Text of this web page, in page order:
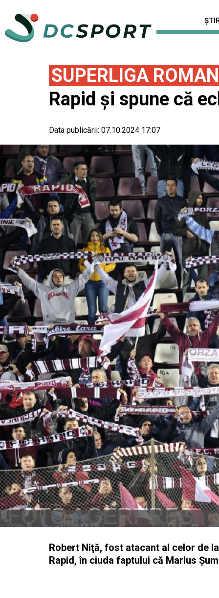
SUPERLIGA
Rapid şi spune că
Data publicării: 07.10.2024 17:07
Robert Niţă, fost atacant al celor de
Rapid, în ciuda faptului că Marius